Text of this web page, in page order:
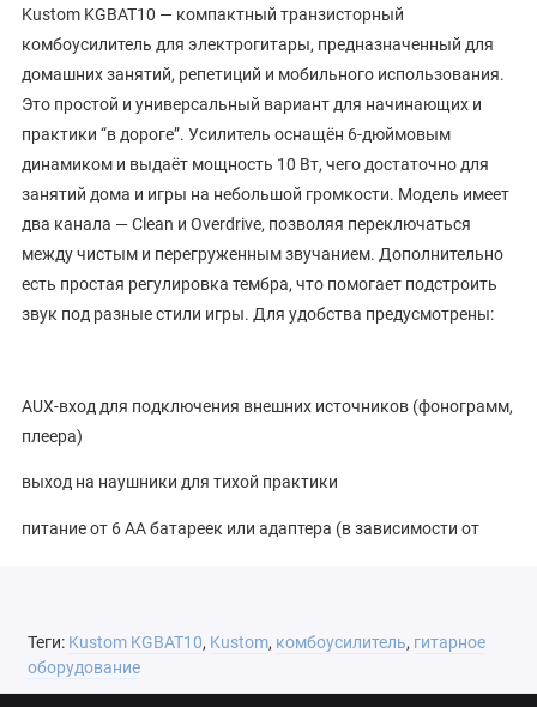
Kustom KGBAT10 — компактный транзисторный
комбоусилитель для электрогитары, предназначенный для
домашних занятий, репетиций и мобильного использования.
Это простой и универсальный вариант для начинающих и
практики “в дороге”. Усилитель оснащён 6-дюймовым
динамиком и выдаёт мощность 10 Вт, чего достаточно для
занятий дома и игры на небольшой громкости. Модель имеет
два канала — Clean и Overdrive, позволяя переключаться
между чистым и перегруженным звучанием. Дополнительно
есть простая регулировка тембра, что помогает подстроить
звук под разные стили игры. Для удобства предусмотрены:
AUX-вход для подключения внешних источников (фонограмм,
плеера)
выход на наушники для тихой практики
питание от 6 AA батареек или адаптера (в зависимости от
усилитель удобно брать с собой и использовать в любых
условиях.
Теги: Kustom KGBAT10, Kustom, комбоусилитель, гитарное
оборудование